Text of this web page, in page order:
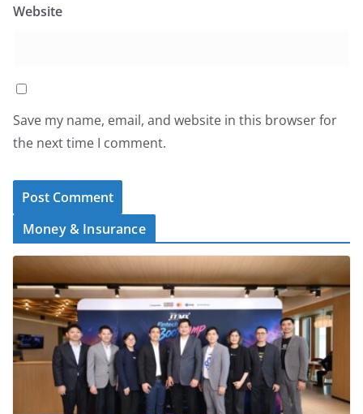
Website
Save my name, email, and website in this browser for
the next time I comment.
Money & Insurance